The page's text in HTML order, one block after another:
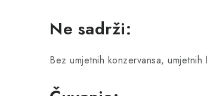
Ne sadrži:
Bez umjetnih konzervansa,